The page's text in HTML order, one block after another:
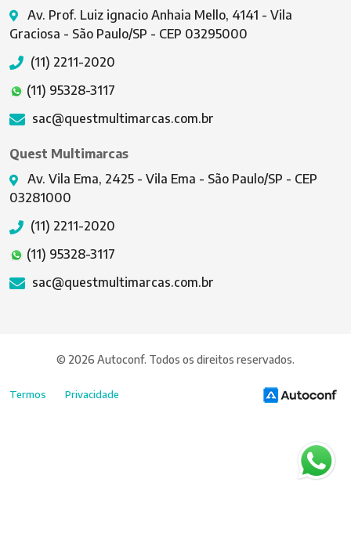
Av. Prof. Luiz ignacio Anhaia Mello, 4141 - Vila
Graciosa - São Paulo/SP - CEP 03295000
(11) 2211-2020
(11) 95328-3117
sac@questmultimarcas.com.br
Quest Multimarcas
Av. Vila Ema, 2425 - Vila Ema - São Paulo/SP - CEP
03281000
(11) 2211-2020
(11) 95328-3117
sac@questmultimarcas.com.br
© 2026 Autoconf. Todos os direitos reservados.
Termos Privacidade